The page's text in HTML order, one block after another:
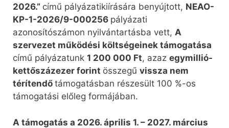
2026.” című pályázatikiírására benyújtott, NEAO-
KP-1-2026/9-000256 pályázati
azonosítószámon nyilvántartásba vett, A
szervezet működési költségeinek támogatása
című pályázatunk 1 200 000 Ft, azaz egymillió-
kettőszázezer forint összegű vissza nem
térítendő támogatásban részesült 100 %-os
támogatási előleg formájában.
A támogatás a 2026. április 1. – 2027. március